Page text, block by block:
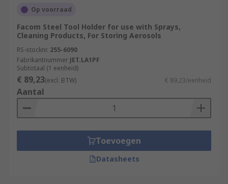
Op voorraad
Facom Steel Tool Holder for use with Sprays,
Cleaning Products, For Storing Aerosols
RS-stocknr. 255-6090
Fabrikantnummer JET.LA1PF
Subtotaal (1 eenheid)
€ 89,23(excl. BTW) € 89,23/eenheid
Aantal
Toevoegen
Datasheets